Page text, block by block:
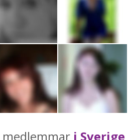
medlemmar i Sverige